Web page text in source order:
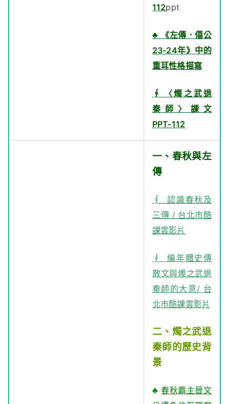
112ppt
♣
《左傳．僖公
23-24年》中的
重耳性格描寫
∮ 〈燭之武退
秦師 〉課文
PPT-112
一、春秋與左
傳
∮ 認識春秋及
三傳 / 台北市酷
課雲影片
∮
編年體史傳
散文與燭之武退
秦師的大意/ 台
北市酷課雲影片
二、燭之武退
秦師的歷史背
景
♣春秋霸主晉文